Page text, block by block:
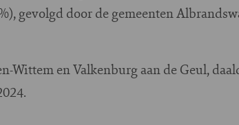
gevolgd door de gemeenten
Wittem en Valkenburg aan de Geul,